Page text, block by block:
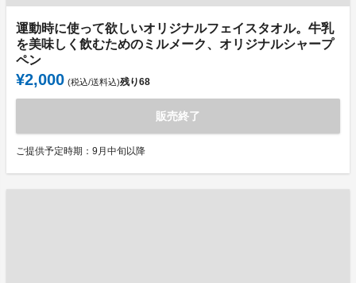
運動時に使って欲しいオリジナルフェイスタオル。牛乳
を美味しく飲むためのミルメーク、オリジナルシャープ
ペン
¥2,000 (税込/送料込)残り68
販売終了
ご提供予定時期：9月中旬以降